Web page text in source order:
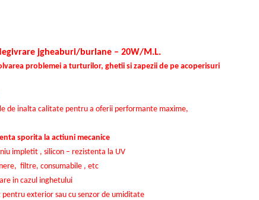
jgheaburi/burlane – 20W/M.L.
problemei a turturilor, ghetii si zapezii de pe acoperisuri
de inalta calitate pentru a oferii performante maxime,
sporita la actiuni mecanice
impletit , silicon – rezistenta la UV
filtre, consumabile , etc
in cazul inghetului
exterior sau cu senzor de umiditate